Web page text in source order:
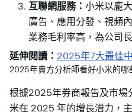
互聯網服務： 小米以龐
廣告、應用分發、視頻
業務毛利率高，為公司
延伸閱讀： 2025年7大最佳
2025年賣方分析師看好小米的哪
根據2025年券商報告及市場
米在 2025 年的增長潛力，